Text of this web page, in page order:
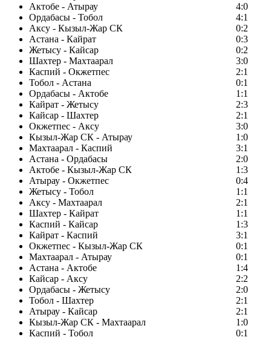
Актобе - Атырау
4:0
Ордабасы - Тобол
4:1
Аксу - Кызыл-Жар СК
0:2
Астана - Кайрат
0:3
Жетысу - Кайсар
0:2
Шахтер - Махтаарал
3:0
Каспий - Окжетпес
2:1
Тобол - Астана
0:1
Ордабасы - Актобе
1:1
Кайрат - Жетысу
2:3
Кайсар - Шахтер
2:1
Окжетпес - Аксу
3:0
Кызыл-Жар СК - Атырау
1:0
Махтаарал - Каспий
3:1
Астана - Ордабасы
2:0
Актобе - Кызыл-Жар СК
1:3
Атырау - Окжетпес
0:4
Жетысу - Тобол
1:1
Аксу - Махтаарал
2:1
Шахтер - Кайрат
1:1
Каспий - Кайсар
1:3
Кайрат - Каспий
3:1
Окжетпес - Кызыл-Жар СК
0:1
Махтаарал - Атырау
0:1
Астана - Актобе
1:4
Кайсар - Аксу
2:2
Ордабасы - Жетысу
2:0
Тобол - Шахтер
2:1
Атырау - Кайсар
2:1
Кызыл-Жар СК - Махтаарал
1:0
Каспий - Тобол
0:1